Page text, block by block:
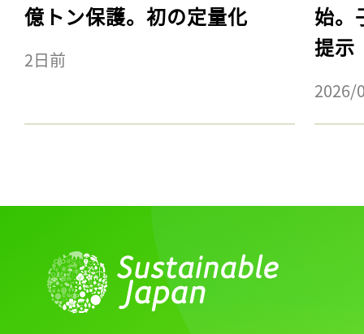
億トン保護。初の定量化
2日前
始。
提示
2026/
記事をお気に入りに
ログインが必